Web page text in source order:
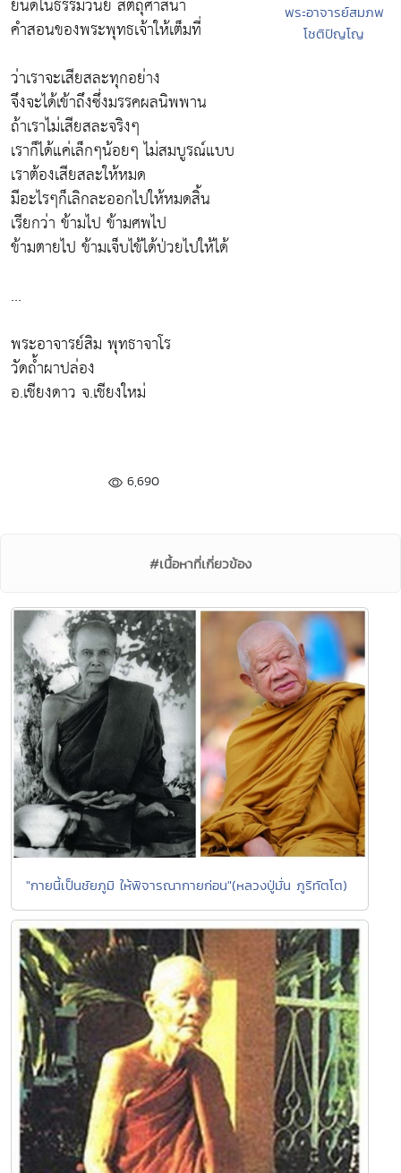
ยินดีในธรรมวินัย สัตถุศาสนา
คำสอนของพระพุทธเจ้าให้เต็มที่
ว่าเราจะเสียสละทุกอย่าง
จึงจะได้เข้าถึงซึ่งมรรคผลนิพพาน
ถ้าเราไม่เสียสละจริงๆ
เราก็ได้แค่เล็กๆน้อยๆ ไม่สมบูรณ์แบบ
เราต้องเสียสละให้หมด
มีอะไรๆก็เลิกละออกไปให้หมดสิ้น
เรียกว่า ข้ามไป ข้ามศพไป
ข้ามตายไป ข้ามเจ็บไข้ได้ป่วยไปให้ได้
...
พระอาจารย์สิม พุทธาจาโร
วัดถ้ำผาปล่อง
อ.เชียงดาว จ.เชียงใหม่
6,690
พระอาจารย์สมภพ
โชติปัญโญ
#เนื้อหาที่เกี่ยวข้อง
"กายนี้เป็นชัยภูมิ ให้พิจารณากายก่อน"(หลวงปู่มั่น ภูริทัตโต)